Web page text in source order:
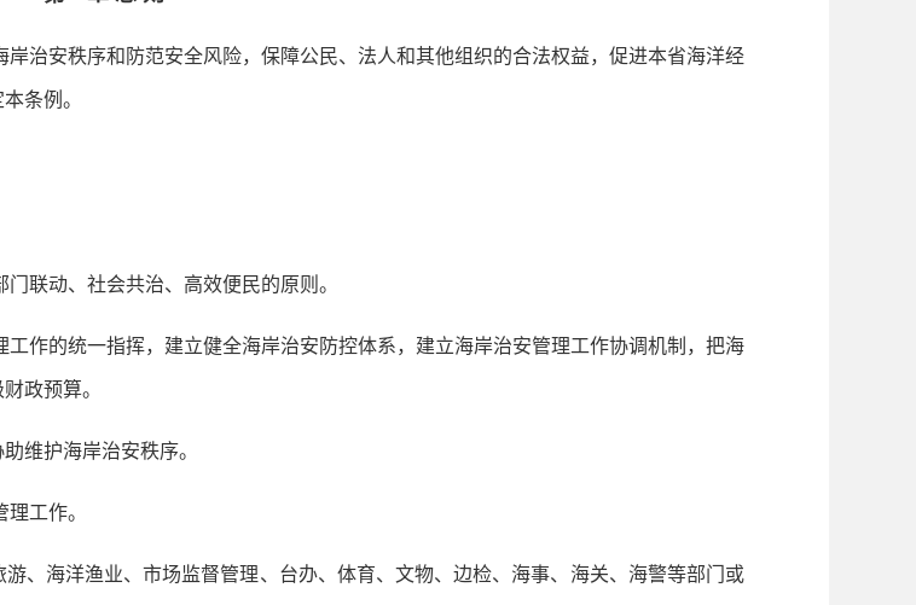
治安秩序和防范安全风险，保障公民、法人和其他组织的合法权益，促进本省海洋经
条例。
联动、社会共治、高效便民的原则。
作的统一指挥，建立健全海岸治安防控体系，建立海岸治安管理工作协调机制，把海
政预算。
维护海岸治安秩序。
工作。
海洋渔业、市场监督管理、台办、体育、文物、边检、海事、海关、海警等部门或